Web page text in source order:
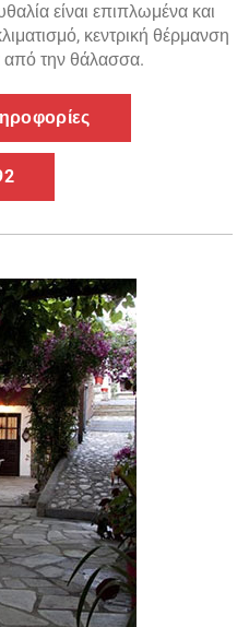
είναι επιπλωμένα και
κεντρική θέρμανση
από την θάλασσα.